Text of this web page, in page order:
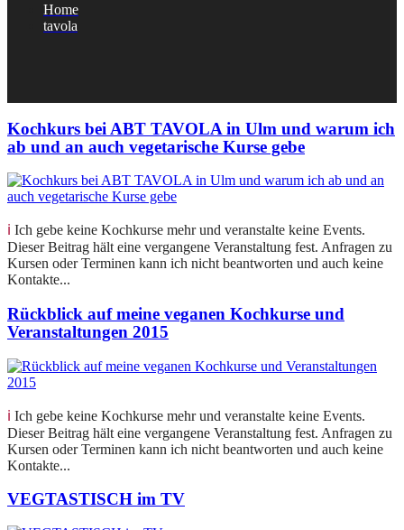
Home
tavola
Kochkurs bei ABT TAVOLA in Ulm und warum ich
ab und an auch vegetarische Kurse gebe
ℹ️ Ich gebe keine Kochkurse mehr und veranstalte keine Events.
Dieser Beitrag hält eine vergangene Veranstaltung fest. Anfragen zu
Kursen oder Terminen kann ich nicht beantworten und auch keine
Kontakte...
Rückblick auf meine veganen Kochkurse und
Veranstaltungen 2015
ℹ️ Ich gebe keine Kochkurse mehr und veranstalte keine Events.
Dieser Beitrag hält eine vergangene Veranstaltung fest. Anfragen zu
Kursen oder Terminen kann ich nicht beantworten und auch keine
Kontakte...
VEGTASTISCH im TV